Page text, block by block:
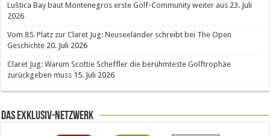
Luštica Bay baut Montenegros erste Golf-Community weiter aus 23. Juli
2026
Vom 85. Platz zur Claret Jug: Neuseeländer schreibt bei The Open
Geschichte 20. Juli 2026
Claret Jug: Warum Scottie Scheffler die berühmteste Golftrophäe
zurückgeben muss 15. Juli 2026
Das Exklusiv-Netzwerk